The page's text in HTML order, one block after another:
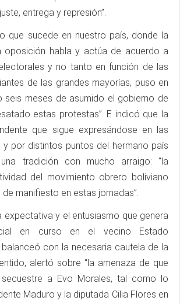
entrega y represión”.
que sucede en nuestro país, donde la
oposición habla y actúa de acuerdo a
y no tanto en función de las
de las grandes mayorías, puso en
seis meses de asumido el gobierno de
estas protestas”. E indicó que la
que sigue expresándose en las
por distintos puntos del hermano país
tradición con mucho arraigo: “la
del movimiento obrero boliviano
manifiesto en estas jornadas”.
expectativa y el entusiasmo que genera
en curso en el vecino Estado
balanceó con la necesaria cautela de la
alertó sobre “la amenaza de que
secuestre a Evo Morales, tal como lo
Maduro y la diputada Cilia Flores en